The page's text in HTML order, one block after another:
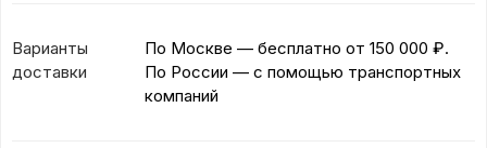
Варианты
доставки
По Москве — бесплатно от 150 000 ₽.
По России — с помощью транспортных
компаний